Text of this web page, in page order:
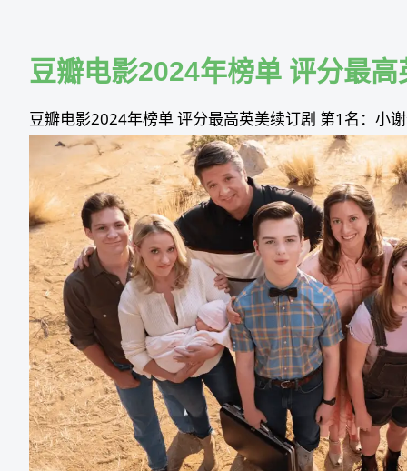
豆瓣电影2024年榜单 评分最
豆瓣电影2024年榜单 评分最高英美续订剧 第1名：小